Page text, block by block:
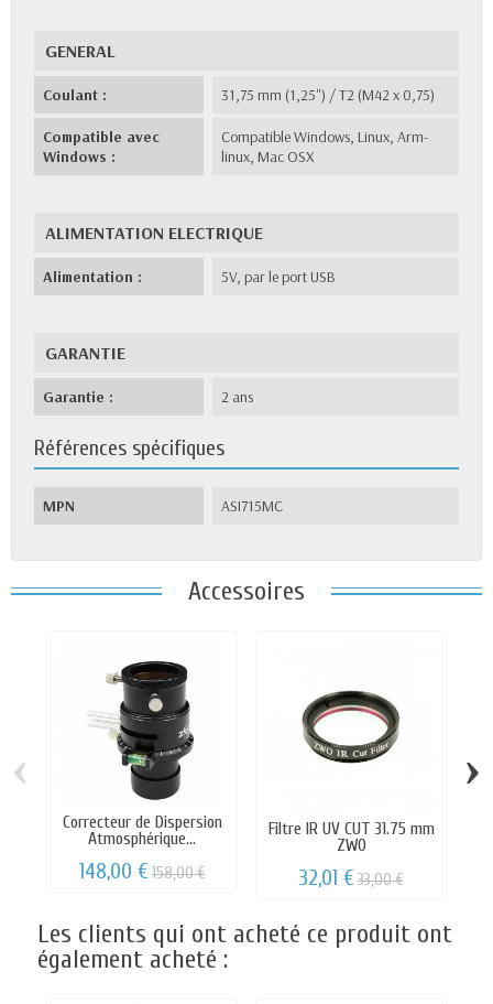
GENERAL
Coulant : 31,75 mm (1,25") / T2 (M42 x 0,75)
Compatible avec
Windows :
Compatible Windows, Linux, Arm-
linux, Mac OSX
ALIMENTATION ELECTRIQUE
Alimentation : 5V, par le port USB
GARANTIE
Garantie : 2 ans
Références spécifiques
MPN ASI715MC
Accessoires
Correcteur de Dispersion
Atmosphérique...
148,00 €158,00 €
Filtre IR UV CUT 31.75 mm
ZWO
32,01 €33,00 €
‹ ›
Les clients qui ont acheté ce produit ont
également acheté :